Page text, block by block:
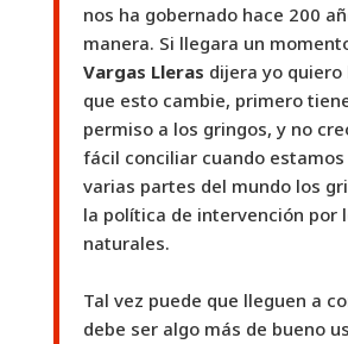
nos ha gobernado hace 200
manera. Si llegara un
Vargas Lleras dijera yo
que esto cambie, primero
permiso a los gringos, y no
fácil conciliar cuando
varias partes del mundo los
la política de intervención por
naturales.
Tal vez puede que lleguen a
debe ser algo más de bueno